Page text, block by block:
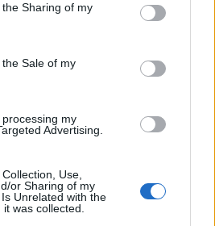
Sharing of my
Sale of my
my
Advertising.
Use,
or Sharing of my
Unrelated with the
was collected.
Ceutában: több
jutott be a
Marokkó felől